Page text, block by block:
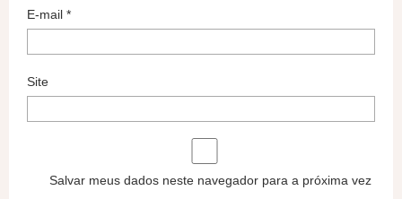
E-mail *
Site
Salvar meus dados neste navegador para a próxima vez